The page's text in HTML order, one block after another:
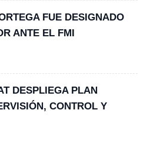
FUE DESIGNADO
ANTE EL FMI
DESPLIEGA PLAN
CONTROL Y